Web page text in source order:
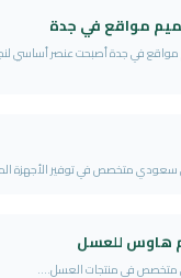
مواقع في جدة
في جدة أصبحت عنصر أساسي
سعودي متخصص في توفير الأجهزة
هاوس للعسل
متخصص في منتجات العسل....